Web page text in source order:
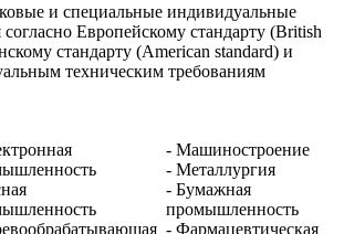
и специальные индивидуальные
Европейскому стандарту (British
стандарту (American standard) и
техническим требованиям
- Машиностроение
- Металлургия
- Бумажная
промышленность
- Фармацевтическая